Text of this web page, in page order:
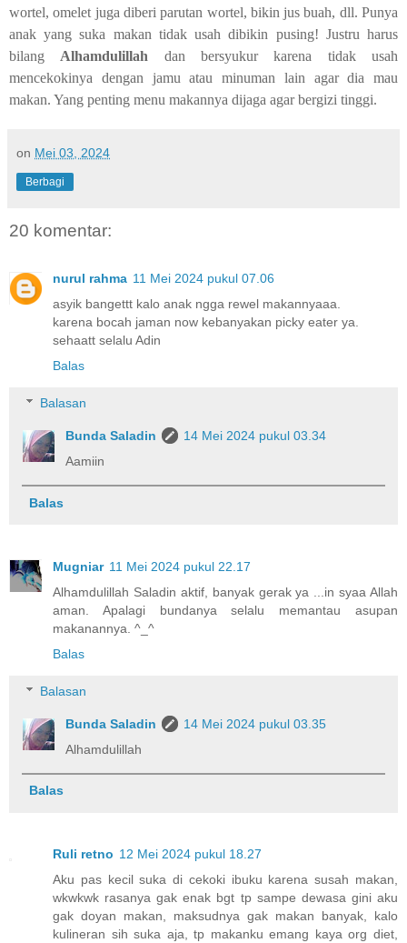
wortel, omelet juga diberi parutan wortel, bikin jus buah, dll. Punya
anak yang suka makan tidak usah dibikin pusing! Justru harus
bilangAlhamdulillah dan bersyukur karena tidak usah
mencekokinya dengan jamu atau minuman lain agar dia mau
makan. Yang penting menu makannya dijaga agar bergizi tinggi.
on Mei 03, 2024
Berbagi
20 komentar:
nurul rahma 11 Mei 2024 pukul 07.06
asyik bangettt kalo anak ngga rewel makannyaaa.
karena bocah jaman now kebanyakan picky eater ya.
sehaatt selalu Adin
Balas
Balasan
Bunda Saladin
14 Mei 2024 pukul 03.34
Aamiin
Balas
Mugniar 11 Mei 2024 pukul 22.17
Alhamdulillah Saladin aktif, banyak gerak ya ...in syaa Allah
aman. Apalagi bundanya selalu memantau asupan
makanannya. ^_^
Balas
Balasan
Bunda Saladin
14 Mei 2024 pukul 03.35
Alhamdulillah
Balas
Ruli retno 12 Mei 2024 pukul 18.27
Aku pas kecil suka di cekoki ibuku karena susah makan,
wkwkwk rasanya gak enak bgt tp sampe dewasa gini aku
gak doyan makan, maksudnya gak makan banyak, kalo
kulineran sih suka aja, tp makanku emang kaya org diet,